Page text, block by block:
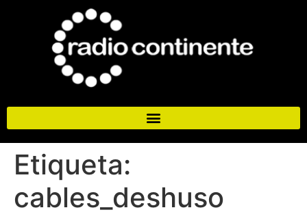
Etiqueta:
cables_deshuso